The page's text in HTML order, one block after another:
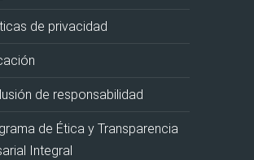
de privacidad
de responsabilidad
de Ética y Transparencia
Integral